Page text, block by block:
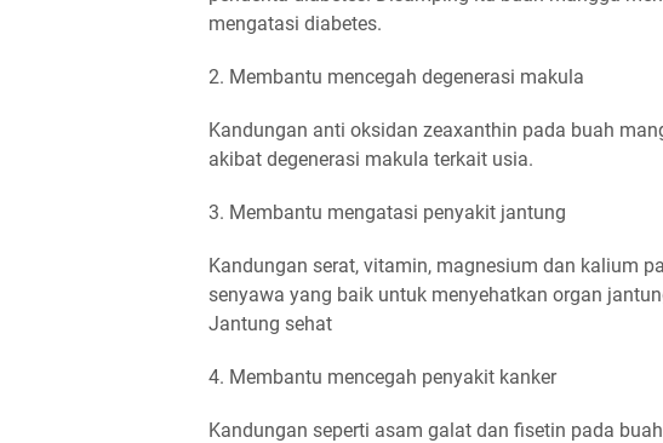
mengatasi diabetes.
2. Membantu mencegah degenerasi makula
Kandungan anti oksidan zeaxanthin pada buah
akibat degenerasi makula terkait usia.
3. Membantu mengatasi penyakit jantung
Kandungan serat, vitamin, magnesium dan kalium
senyawa yang baik untuk menyehatkan organ
Jantung sehat
4. Membantu mencegah penyakit kanker
Kandungan seperti asam galat dan fisetin pada